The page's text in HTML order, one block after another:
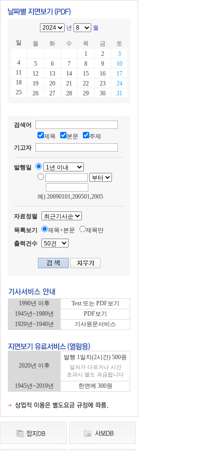
년 월
일 월 화 수 목 금
토
1
2
3
4
5 6 7 8 9
10
11
12 13 14 15 16
17
18
19 20 21 22 23
24
25
26 27 28 29 30 31
검색어
제목
본문
주제
기고자
발행일
예) 20090101,200501,2005
자료정렬
목록보기
제목+본문
제목만
출력건수
1990년 이후
Text 또는 PDF보기
1945년~1989년
PDF보기
1920년~1940년
기사원문서비스
2020년 이후
발행 1일치(2시간) 500원
일자가 다르거나 시간
초과시 별도 과금됩니다
1945년~2019년 한면에 300원